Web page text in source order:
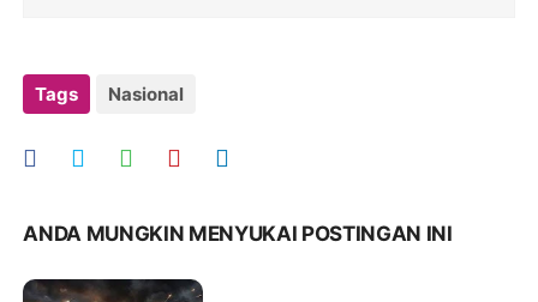
Tags Nasional
ANDA MUNGKIN MENYUKAI POSTINGAN INI